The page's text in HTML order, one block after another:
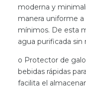
moderna y
manera uniforme
mínimos. De esta
agua purificada sin
o Protector de
bebidas rápidas
facilita el